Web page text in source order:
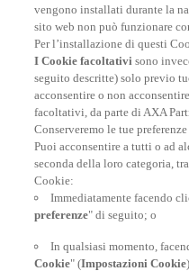
Potrebbe
Vaccini per la
Leggi il nostro articolo sui
prendere prima di partire
vengono installati durante la
sito web non può funzionare
Per l’installazione di questi
I Cookie facoltativi sono
seguito descritte) solo previo
acconsentire o non
facoltativi, da parte di AXA
Conserveremo le tue
Puoi acconsentire a tutti o ad
seconda della loro categoria,
Cookie:
Immediatamente facendo
preferenze" di seguito; o
In qualsiasi momento,
Cookie" (Impostazioni Cookie